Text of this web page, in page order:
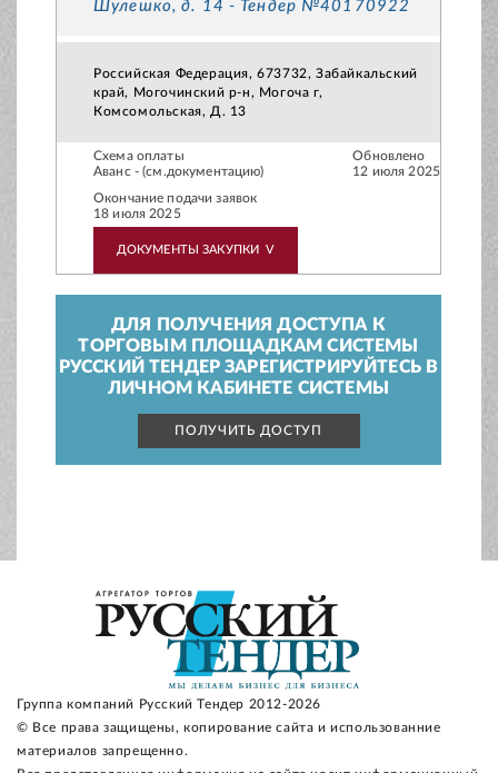
Шулешко, д. 14 - Тендер №40170922
Российская Федерация, 673732, Забайкальский
край, Могочинский р-н, Могоча г,
Комсомольская, Д. 13
Схема оплаты
Аванс - (см.документацию)
Обновлено
12 июля 2025
Окончание подачи заявок
18 июля 2025
ДОКУМЕНТЫ ЗАКУПКИ V
ДЛЯ ПОЛУЧЕНИЯ ДОСТУПА К
ТОРГОВЫМ ПЛОЩАДКАМ СИСТЕМЫ
РУССКИЙ ТЕНДЕР ЗАРЕГИСТРИРУЙТЕСЬ В
ЛИЧНОМ КАБИНЕТЕ СИСТЕМЫ
ПОЛУЧИТЬ ДОСТУП
Группа компаний Русский Тендер 2012-2026
© Все права защищены, копирование сайта и использованние
материалов запрещенно.